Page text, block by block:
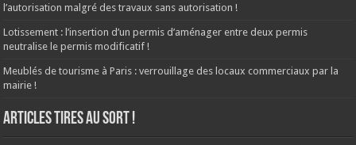
l’autorisation malgré des travaux sans autorisation !
Lotissement : l’insertion d’un permis d’aménager entre deux permis
neutralise le permis modificatif !
Meublés de tourisme à Paris : verrouillage des locaux commerciaux par la
mairie !
ARTICLES TIRES AU SORT !